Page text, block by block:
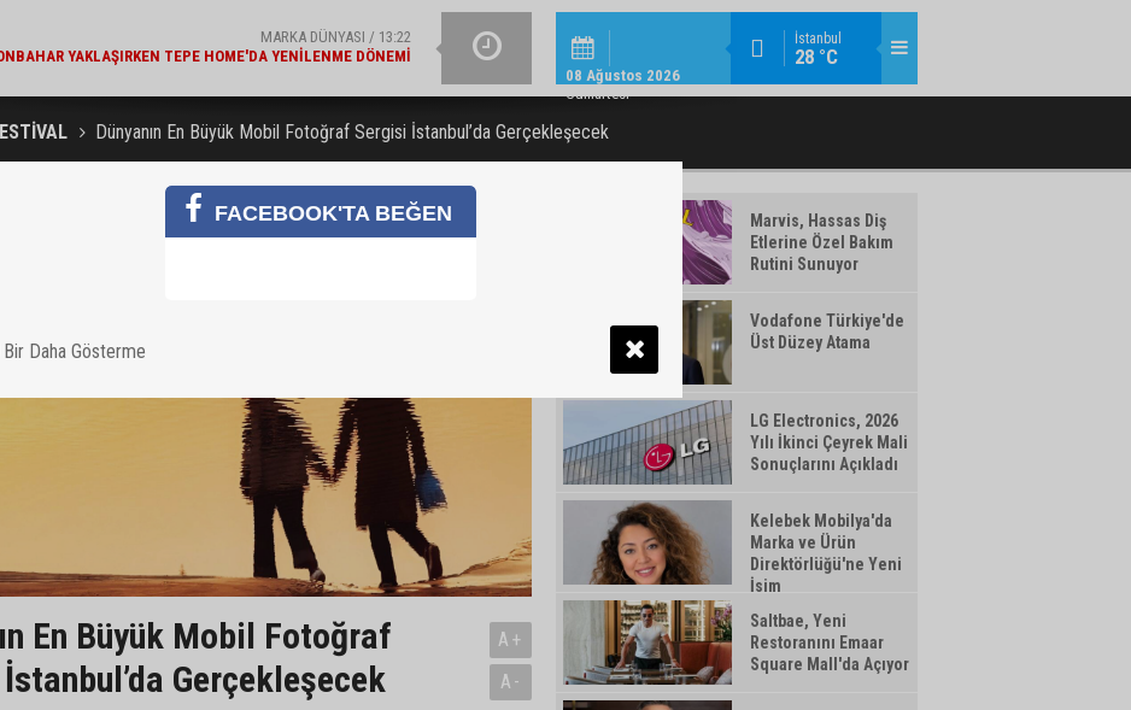
İstanbul
28 °C
08 Ağustos 2026
Cumartesi
ŞIRKET HABERLERI / 13:19
VE BAKANLIK'TAN 'ÇEVRE ETIKETLI' ÜRÜNLER İÇIN İŞ
KURUMSAL / 11:08
İŞ BANKASI GRUBU ÜST YÖNETIMINDE GÖREV DEĞIŞIMI
VAKIFBANK’IN AKTIF BÜYÜKLÜĞÜ
Dünyanın En Büyük Mobil Fotoğraf Sergisi İstanbul’da Gerçekleşecek
En Büyük Mobil Fotoğraf
Gerçekleşecek
A+
A-
Marvis, Hassas Diş
Etlerine Özel Bakım
Rutini Sunuyor
Vodafone Türkiye'de
Üst Düzey Atama
LG Electronics, 2026
Yılı İkinci Çeyrek Mali
Sonuçlarını Açıkladı
Kelebek Mobilya'da
Marka ve Ürün
Direktörlüğü'ne Yeni
İsim
Saltbae, Yeni
Restoranını Emaar
Square Mall'da Açıyor
FACEBOOK'TA BEĞEN
Bir Daha Gösterme